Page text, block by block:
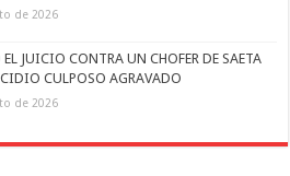
de 2026
JUICIO CONTRA UN CHOFER DE SAETA
CULPOSO AGRAVADO
de 2026